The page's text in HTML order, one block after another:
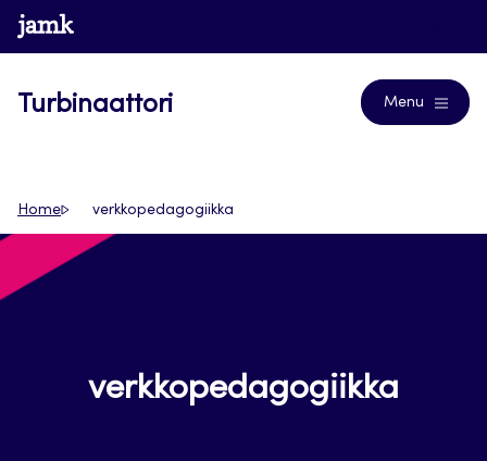
Siirry
suoraan
www.jamk.fi
Turbinaattori Menu
Home verkkopedagogiikka
verkkopedagogiikka